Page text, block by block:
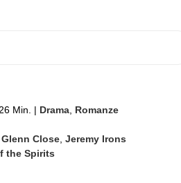
Min. | Drama, Romanze
Glenn Close, Jeremy Irons
the Spirits